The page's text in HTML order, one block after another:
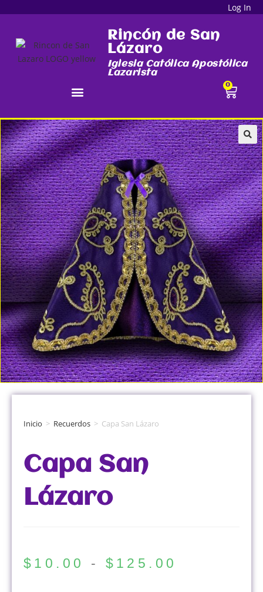
Log In
Rincón de San
Lázaro
Iglesia Católica Apostólica
Lazarista
0
🔍
Inicio > Recuerdos > Capa San Lázaro
Capa San
Lázaro
$ 10.00 - $ 125.00